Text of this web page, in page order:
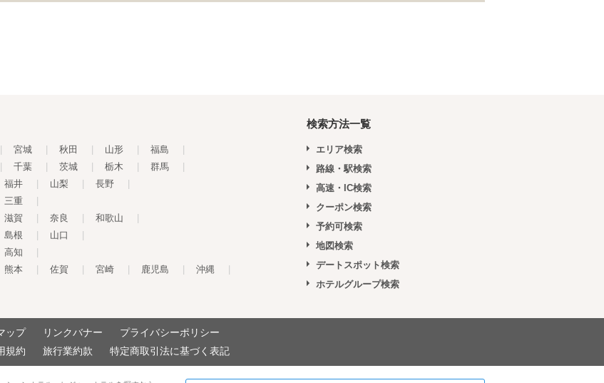
宮城 秋田 山形 福島
千葉 茨城 栃木 群馬
福井 山梨 長野
三重
滋賀 奈良 和歌山
島根 山口
高知
熊本 佐賀 宮崎 鹿児島 沖縄
検索方法一覧
エリア検索
路線・駅検索
高速・IC検索
クーポン検索
予約可検索
地図検索
デートスポット検索
ホテルグループ検索
ップ リンクバナー
プライバシーポリシー
規約 旅行業約款 特定商取引法に基づく表記